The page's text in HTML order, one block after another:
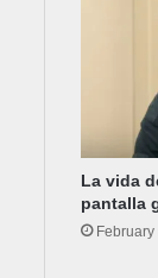
La vida
pantalla